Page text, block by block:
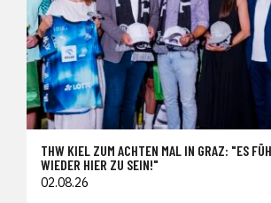
THW KIEL ZUM ACHTEN MAL IN GRAZ: "ES
WIEDER HIER ZU SEIN!"
02.08.26